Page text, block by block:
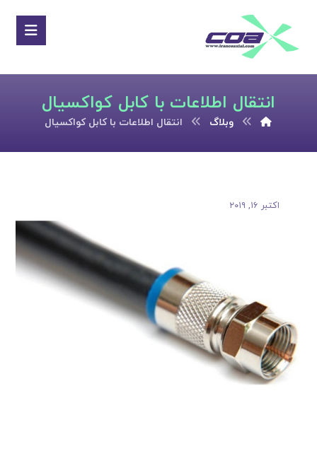
انتقال اطلاعات با کابل کواکسیال
وبلاگ انتقال اطلاعات با کابل کواکسیال
اکتبر ۱۶, ۲۰۱۹